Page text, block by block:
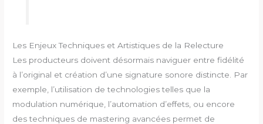
Les Enjeux Techniques et Artistiques de la Relecture
Les producteurs doivent désormais naviguer entre fidélité
à l’original et création d’une signature sonore distincte. Par
exemple, l’utilisation de technologies telles que la
modulation numérique, l’automation d’effets, ou encore
des techniques de mastering avancées permet de